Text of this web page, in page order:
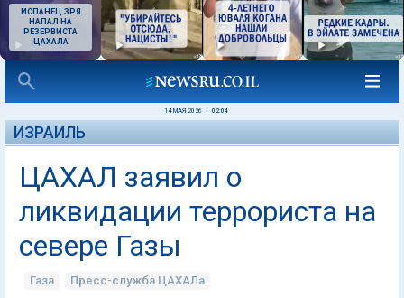
ИСПАНЕЦ ЗРЯ
НАПАЛ НА
РЕЗЕРВИСТА
ЦАХАЛА
14 МАЯ 2026 02:04
ИЗРАИЛЬ
ЦАХАЛ заявил о
ликвидации террориста на
севере Газы
Газа Пресс-служба ЦАХАЛа